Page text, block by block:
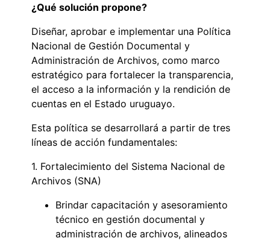
¿Qué solución propone?
Diseñar, aprobar e implementar una Política
Nacional de Gestión Documental y
Administración de Archivos, como marco
estratégico para fortalecer la transparencia,
el acceso a la información y la rendición de
cuentas en el Estado uruguayo.
Esta política se desarrollará a partir de tres
líneas de acción fundamentales:
1. Fortalecimiento del Sistema Nacional de
Archivos (SNA)
Brindar capacitación y asesoramiento
técnico en gestión documental y
administración de archivos, alineados